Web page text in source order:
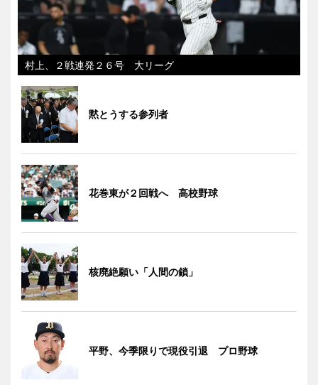
村上、２戦連発２６号 大リーグ
黙とうする参列者
花巻東が２回戦へ 高校野球
核廃絶願い「人間の鎖」
平野、今季限りで現役引退 プロ野球